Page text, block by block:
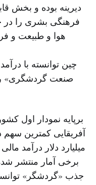
دیرینه بوده و بخش
فرهنگی بشری را در
هوا و طبیعت و
برپایه نمودار اول
میلیارد دلار درآمد
برخی آمار منتشر
جذب «گردشگر»